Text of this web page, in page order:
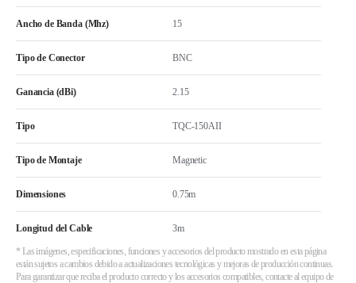
Ancho de Banda (Mhz) 15
Tipo de Conector BNC
Ganancia (dBi) 2.15
Tipo TQC-150AII
Tipo de Montaje Magnetic
Dimensiones 0.75m
Longitud del Cable 3m
* Las imágenes, especificaciones, funciones y accesorios del producto mostrado en esta página
están sujetos a cambios debido a actualizaciones tecnológicas y mejoras de producción continuas.
Para garantizar que reciba el producto correcto y los accesorios compatibles, contacte al equipo de